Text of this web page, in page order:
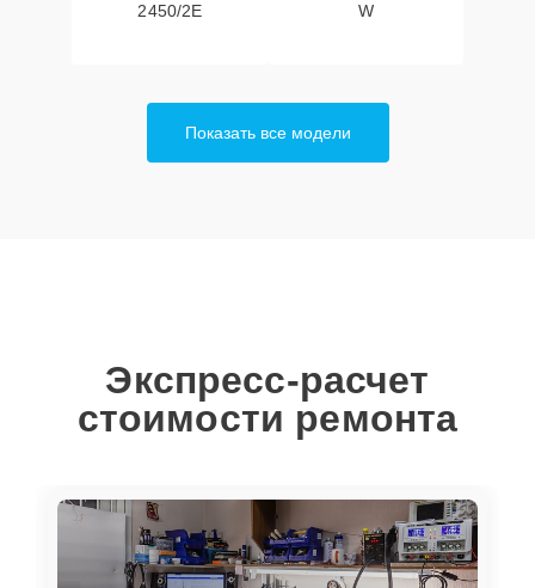
2450/2E
W
Показать все модели
Экспресс-расчет
стоимости ремонта